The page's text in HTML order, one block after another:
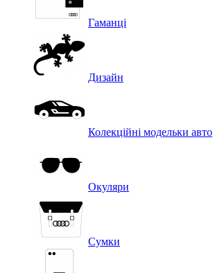
Гаманці
Дизайн
Колекційні модельки авто
Окуляри
Сумки